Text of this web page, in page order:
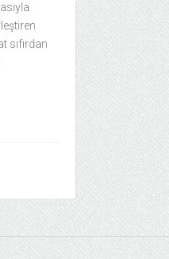
sıfırdan